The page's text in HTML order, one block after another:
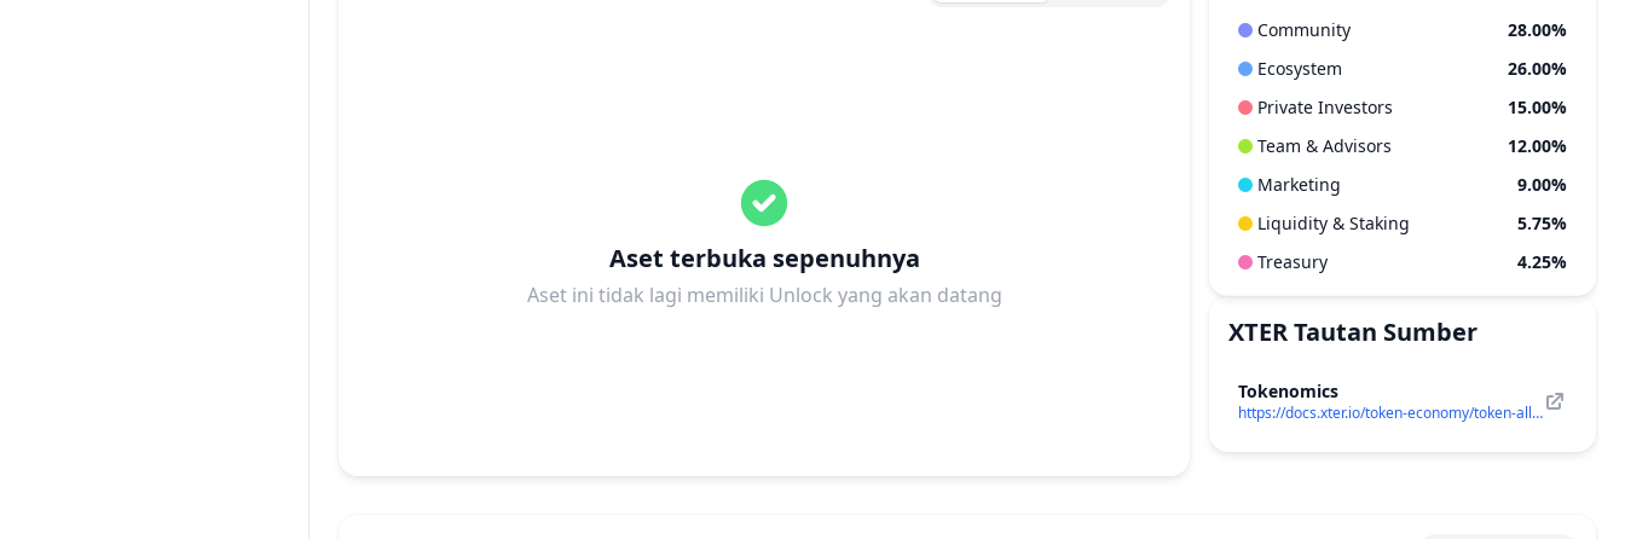
Community
28.00%
Ecosystem
26.00%
Private Investors
15.00%
Team & Advisors
12.00%
Marketing
9.00%
Liquidity & Staking
5.75%
Treasury
4.25%
XTERTautan Sumber
Tokenomics
https://docs.xter.io/token-economy/token-allocation
Aset terbuka sepenuhnya
Aset ini tidak lagi memiliki Unlock yang akan datang